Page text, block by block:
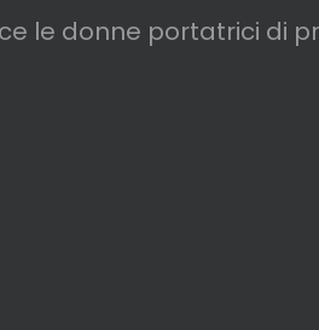
le donne portatrici di